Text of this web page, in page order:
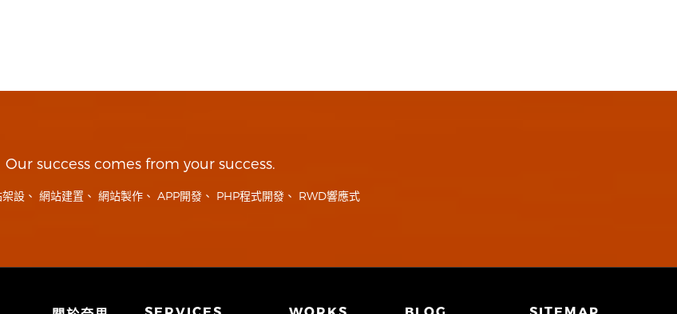
Our success comes from your success.
設 、 網站建置 、 網站製作 、 APP開發 、 PHP程式開發 、 RWD響應式